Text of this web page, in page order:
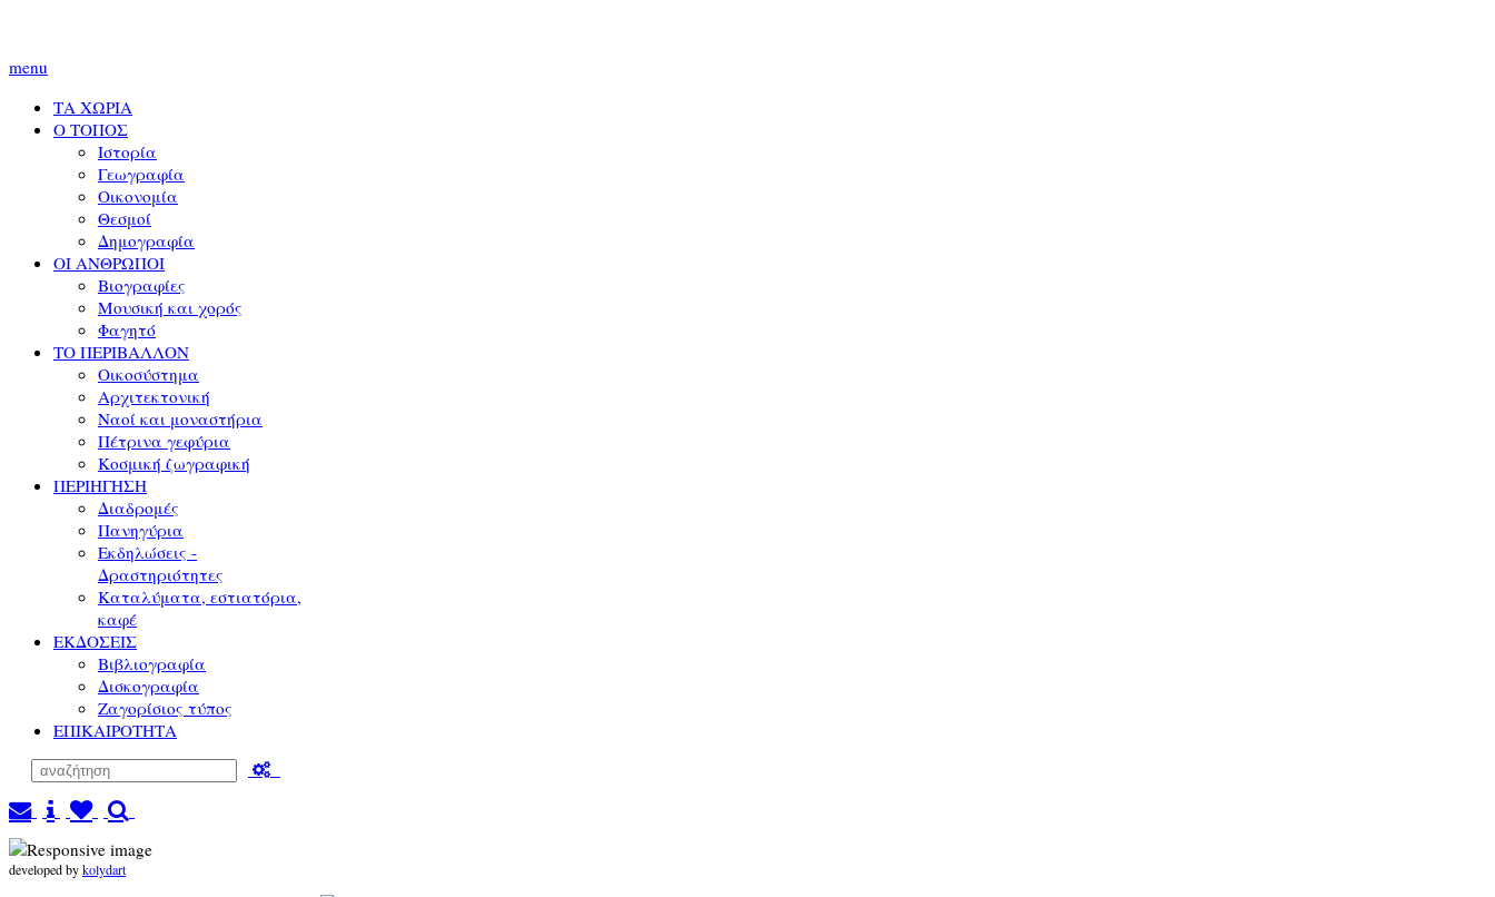
menu
ΤΑ ΧΩΡΙΑ
Ο ΤΟΠΟΣ
Ιστορία
Γεωγραφία
Οικονομία
Θεσμοί
Δημογραφία
ΟΙ ΑΝΘΡΩΠΟΙ
Βιογραφίες
Μουσική και χορός
Φαγητό
ΤΟ ΠΕΡΙΒΑΛΛΟΝ
Οικοσύστημα
Αρχιτεκτονική
Ναοί και μοναστήρια
Πέτρινα γεφύρια
Κοσμική ζωγραφική
ΠΕΡΙΗΓΗΣΗ
Διαδρομές
Πανηγύρια
Εκδηλώσεις -
Δραστηριότητες
Καταλύματα, εστιατόρια,
καφέ
ΕΚΔΟΣΕΙΣ
Βιβλιογραφία
Δισκογραφία
Ζαγορίσιος τύπος
ΕΠΙΚΑΙΡΟΤΗΤΑ
developed bykolydart